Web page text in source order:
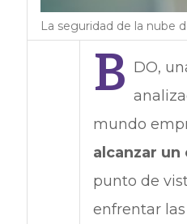
La seguridad de la nube
B DO,
mundo
alcanzar
punto de
enfrentar